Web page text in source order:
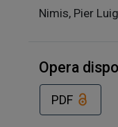
Nimis, Pier
Opera
PDF